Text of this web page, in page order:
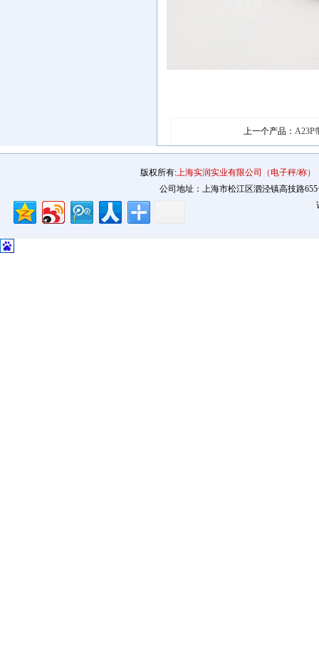
上一个产品： A23P
版权所有:上海实润实业有限公司（电子秤/称）
公司地址：上海市松江区泗泾镇高技路655